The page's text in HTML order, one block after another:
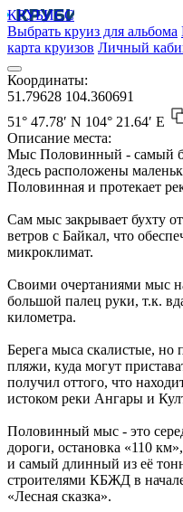
КРУБИСС
Выбрать круиз для альбома
карта круизов Личный
Координаты:
51.79628 104.360691
51° 47.78′ N 104° 21.64′ E
Описание места:
Мыс Половинный - самый
Здесь расположены
Половинная и протекает
Сам мыс закрывает бухту
ветров с Байкал, что
микроклимат.
Своими очертаниями мыс
большой палец руки, т.к.
километра.
Берега мыса скалистые, но
пляжи, куда могут
получил оттого, что
истоком реки Ангары и
Половинный мыс - это
дороги, остановка «110
и самый длинный из её
строителями КБЖД в
«Лесная сказка».